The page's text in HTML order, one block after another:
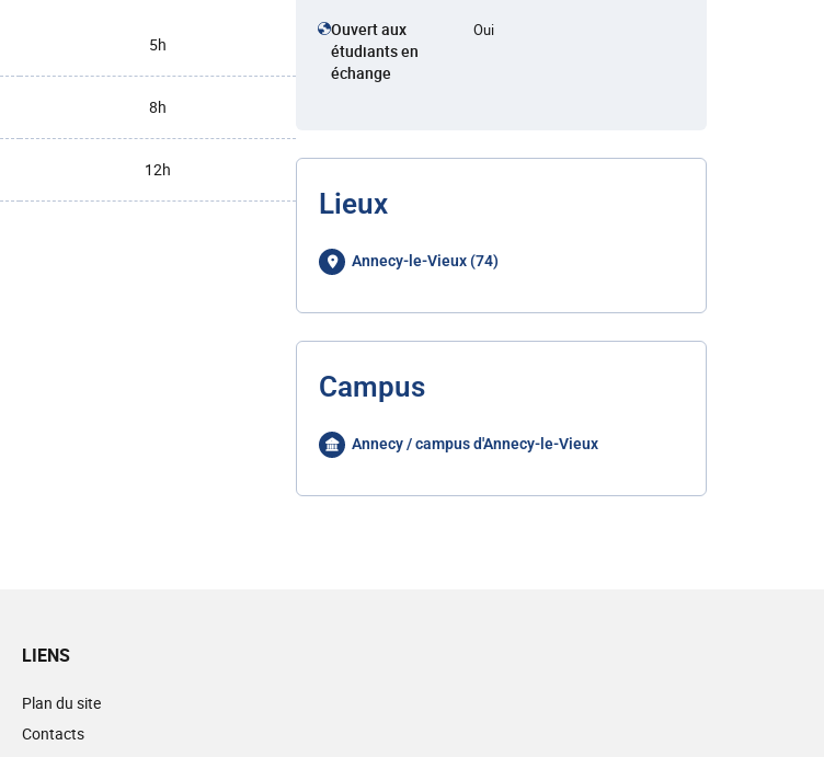
5h
8h
12h
Ouvert aux
étudiants en
échange
Oui
Lieux
Annecy-le-Vieux (74)
Campus
Annecy / campus d'Annecy-le-Vieux
LIENS
Plan du site
Contacts